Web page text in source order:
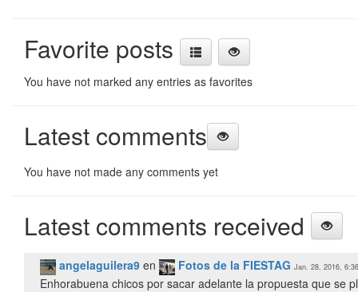
Favorite posts
You have not marked any entries as favorites
Latest comments
You have not made any comments yet
Latest comments received
angelaguilera9 en Fotos de la FIESTAG Jan. 28, 2016,
Enhorabuena chicos por sacar adelante la propuesta que se